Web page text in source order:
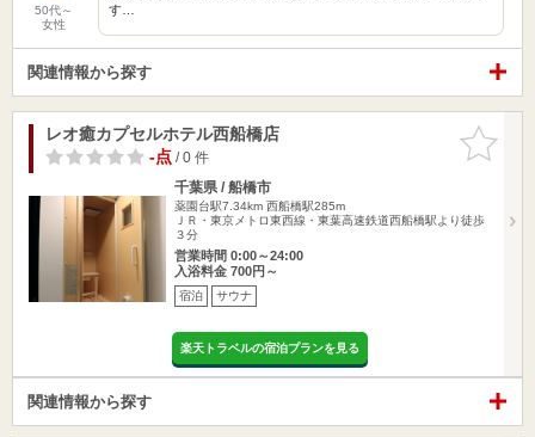
50代～
女性
す…
関連情報から探す
お気に入
りに追加
レオ癒カプセルホテル西船橋店
-点/ 0 件
千葉県 / 船橋市
薬園台駅7.34km 西船橋駅285m
ＪＲ・東京メトロ東西線・東葉高速鉄道西船橋駅より徒歩
３分
営業時間 0:00～24:00
入浴料金 700円～
宿泊 サウナ
楽天トラベルの宿泊プランを見る
関連情報から探す